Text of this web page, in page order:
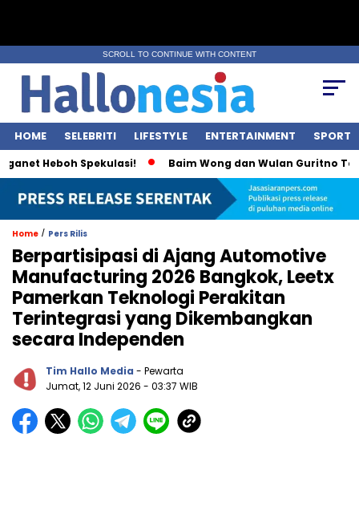
SCROLL TO CONTINUE WITH CONTENT
HOME SELEBRITI LIFESTYLE ENTERTAINMENT SPORT
Heboh Spekulasi! Baim Wong dan Wulan Guritno
Home / Pers Rilis
Berpartisipasi di Ajang Automotive
Manufacturing 2026 Bangkok, Leetx
Pamerkan Teknologi Perakitan
Terintegrasi yang Dikembangkan
secara Independen
Tim Hallo Media - Pewarta
Jumat, 12 Juni 2026 - 03:37 WIB